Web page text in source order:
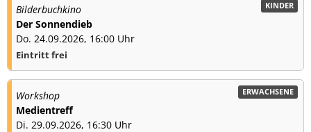
KINDER
Bilderbuchkino
Der Sonnendieb
Do. 24.09.2026, 16:00 Uhr
Eintritt frei
ERWACHSENE
Workshop
Medientreff
Di. 29.09.2026, 16:30 Uhr